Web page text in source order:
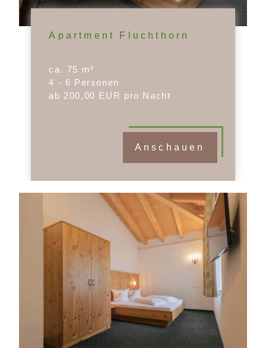
Apartment Fluchthorn
ca. 75 m²
4 - 6 Personen
ab 200,00 EUR pro Nacht
Anschauen